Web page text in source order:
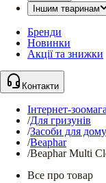
Іншим тваринам
Бренди
Новинки
Акції та знижки
Контакти
Інтернет-
/Для гризунів
/Засоби для
/Beaphar
/Beaphar Multi
Все про товар